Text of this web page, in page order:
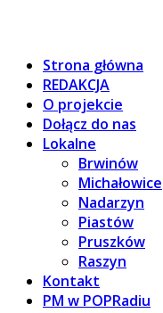
Strona główna
REDAKCJA
O projekcie
Dołącz do nas
Lokalne
Brwinów
Michałowice
Nadarzyn
Piastów
Pruszków
Raszyn
Kontakt
PM w POPRadiu